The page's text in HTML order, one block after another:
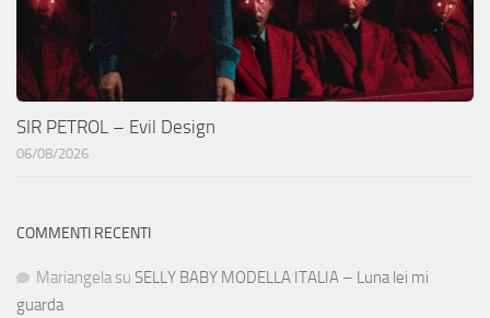
SIR PETROL – Evil Design
06/08/2026
COMMENTI RECENTI
Mariangela su SELLY BABY MODELLA ITALIA – Luna lei mi
guarda